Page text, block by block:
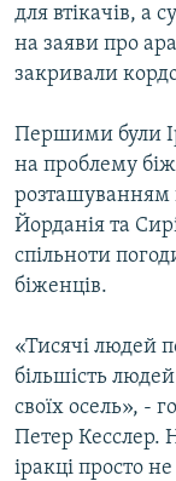
для втікачів, а
на заяви про
закривали
Першими були
на проблему
розташуванням
Йорданія та
спільноти
біженців.
«Тисячі людей
більшість
своїх осель», -
Петер Кесслер.
іракці просто